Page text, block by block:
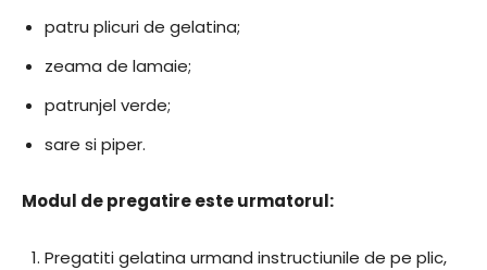
patru plicuri de gelatina;
zeama de lamaie;
patrunjel verde;
sare si piper.
Modul de pregatire este urmatorul:
Pregatiti gelatina urmand instructiunile de pe plic,